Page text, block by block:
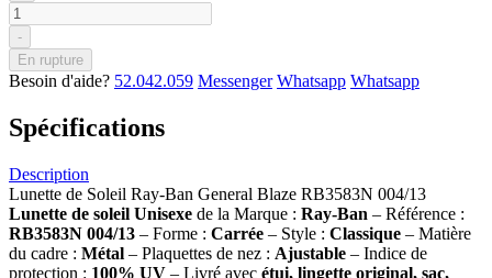
-
En rupture
Besoin d'aide? 52.042.059 Messenger Whatsapp Whatsapp
Spécifications
Description
Lunette de Soleil Ray-Ban General Blaze RB3583N 004/13
Lunette de soleil Unisexe de la Marque : Ray-Ban – Référence :
RB3583N 004/13 – Forme : Carrée – Style : Classique – Matière
du cadre : Métal – Plaquettes de nez : Ajustable – Indice de
protection : 100% UV – Livré avec étui, lingette original, sac,